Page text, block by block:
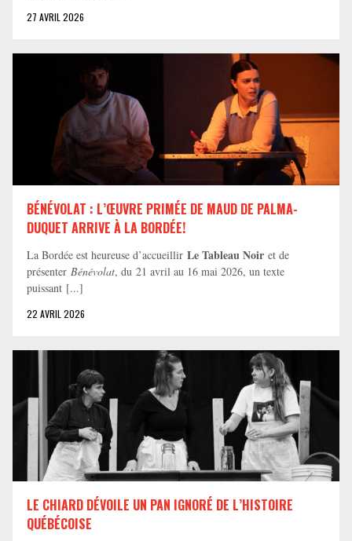
27 AVRIL 2026
BÉNÉVOLAT : L’ŒUVRE PRIMÉE DE MAUD DE PALMA-
DUQUET ARRIVE À LA BORDÉE!
La Bordée est heureuse d’accueillir Le Tableau Noir et de
présenter Bénévolat, du 21 avril au 16 mai 2026, un texte
puissant [...]
22 AVRIL 2026
LE CHIARD DÉVOILE UN PAN IGNORÉ DE L’HISTOIRE
QUÉBÉCOISE